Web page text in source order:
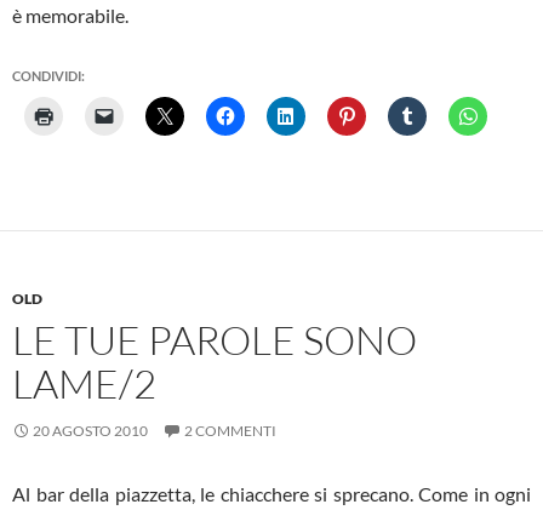
è memorabile.
CONDIVIDI:
OLD
LE TUE PAROLE SONO
LAME/2
20 AGOSTO 2010 2 COMMENTI
Al bar della piazzetta, le chiacchere si sprecano. Come in ogni